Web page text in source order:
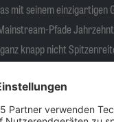
mit seinem einzigartigen
Pfade
knapp nicht
Steve Rothery und